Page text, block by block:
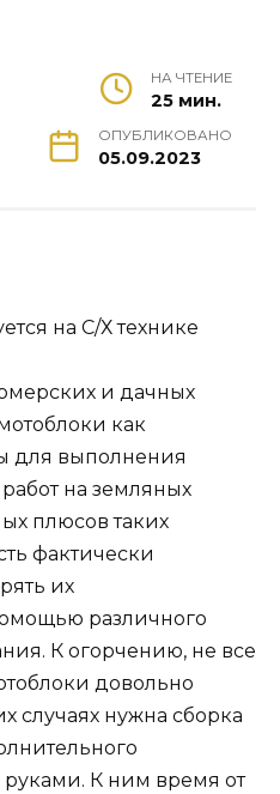
НА ЧТЕНИЕ
25 мин.
ОПУБЛИКОВАНО
05.09.2023
на С/Х технике
и дачных
как
для выполнения
на земляных
плюсов таких
фактически
их
различного
К огорчению, не все
довольно
случаях нужна сборка
К ним время от